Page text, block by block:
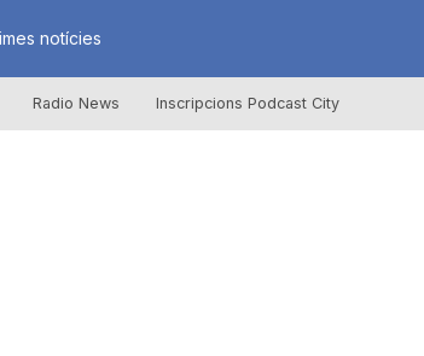
notícies
Radio News Inscripcions Podcast City